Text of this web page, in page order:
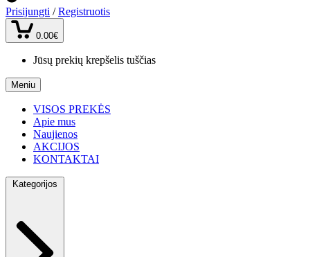
Prisijungti / Registruotis
0.00€
Jūsų prekių krepšelis tuščias
Meniu
VISOS PREKĖS
Apie mus
Naujienos
AKCIJOS
KONTAKTAI
Kategorijos